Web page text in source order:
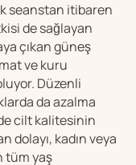
seanstan itibaren
de sağlayan
çıkan güneş
ve kuru
Düzenli
da azalma
cilt kalitesinin
dolayı, kadın veya
tüm yaş